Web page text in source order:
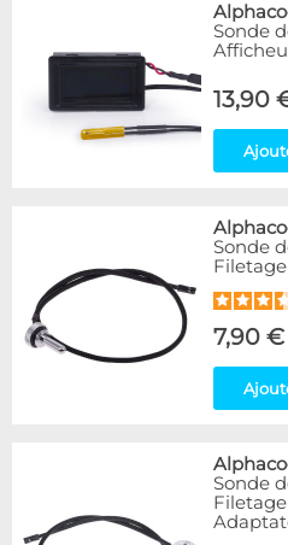
Sonde
13,90
Sonde
7,90 €
Sonde